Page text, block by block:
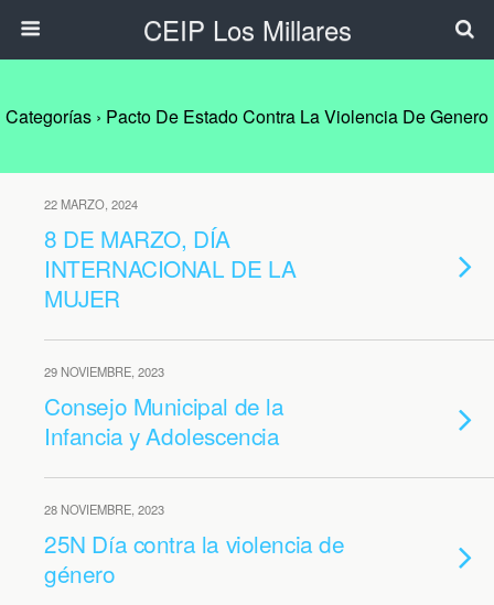
CEIP Los Millares
Categorías › Pacto De Estado Contra La Violencia De Genero
22 MARZO, 2024
8 DE MARZO, DÍA
INTERNACIONAL DE LA
MUJER
29 NOVIEMBRE, 2023
Consejo Municipal de la
Infancia y Adolescencia
28 NOVIEMBRE, 2023
25N Día contra la violencia de
género